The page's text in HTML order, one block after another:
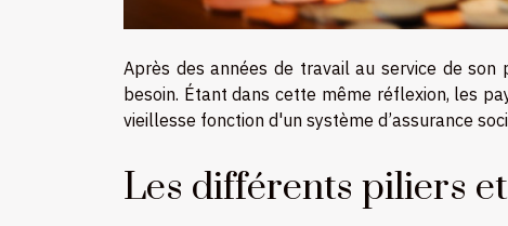
Après des années de travail au service de
besoin. Étant dans cette même réflexion, les
vieillesse fonction d'un système d’assurance
Les différents piliers